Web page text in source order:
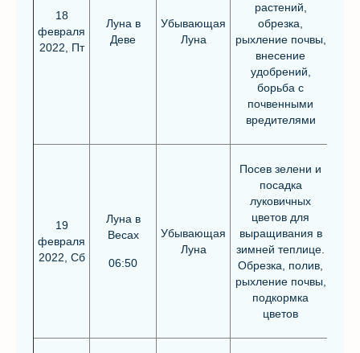
18
февраля
2022, Пт
Луна в
Деве
Убывающая
Луна
растений,
обрезка,
рыхление почвы,
внесение
удобрений,
борьба с
почвенными
вредителями
19
февраля
2022, Сб
Луна в
Весах
06:50
Убывающая
Луна
Посев зелени и
посадка
луковичных
цветов для
выращивания в
зимней теплице.
Обрезка, полив,
рыхление почвы,
подкормка
цветов